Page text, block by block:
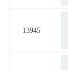
13945